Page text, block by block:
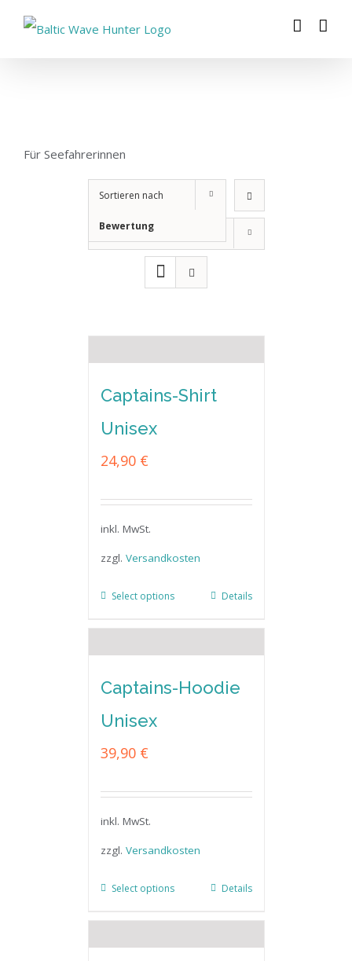
Für Seefahrerinnen
Sortieren nach
Bewertung
Zeige12 Produkte
Captains-Shirt
Unisex
24,90 €
inkl. MwSt.
zzgl. Versandkosten
Select options Details
Captains-Hoodie
Unisex
39,90 €
inkl. MwSt.
zzgl. Versandkosten
Select options Details